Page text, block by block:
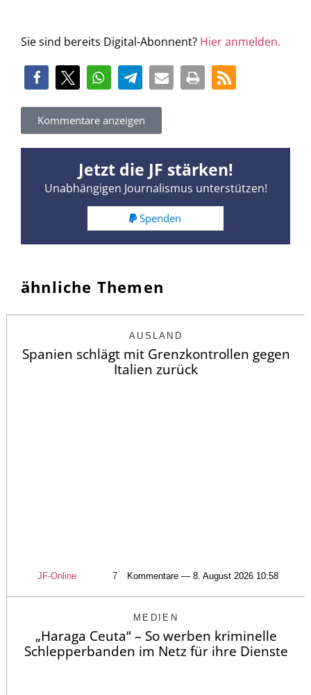
Sie sind bereits Digital-Abonnent? Hier anmelden.
Kommentare anzeigen
Jetzt die JF stärken!
Unabhängigen Journalismus unterstützen!
Spenden
ähnliche Themen
AUSLAND
Spanien schlägt mit Grenzkontrollen gegen
Italien zurück
JF-Online 7 Kommentare — 8. August 2026 10:58
MEDIEN
„Haraga Ceuta“ – So werben kriminelle
Schlepperbanden im Netz für ihre Dienste